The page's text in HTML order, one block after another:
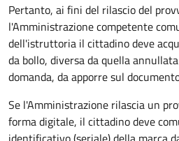
Pertanto, ai fini del rilascio del
l'Amministrazione competente
dell'istruttoria il cittadino deve
da bollo, diversa da quella
domanda, da apporre sul
Se l'Amministrazione rilascia un
forma digitale, il cittadino deve